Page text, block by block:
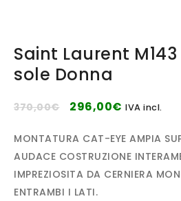
Saint Laurent
sole Donna
370,00€ 296,00€ IVA incl.
MONTATURA CAT-EYE AMPIA
AUDACE COSTRUZIONE
IMPREZIOSITA DA CERNIERA
ENTRAMBI I LATI.